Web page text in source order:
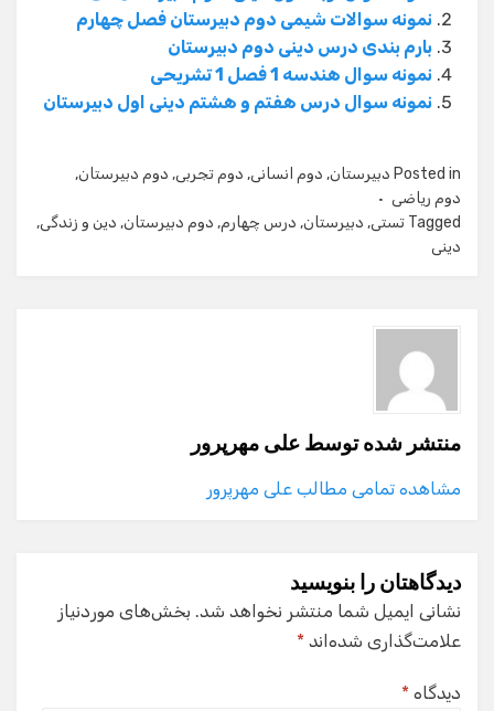
نمونه سوالات شیمی دوم دبیرستان فصل چهارم
بارم بندی درس دینی دوم دبیرستان
نمونه سوال هندسه 1 فصل 1 تشریحی
نمونه سوال درس هفتم و هشتم دینی اول دبیرستان
Posted in دبیرستان, دوم انسانی, دوم تجربی, دوم دبیرستان,
دوم ریاضی
Tagged تستی, دبیرستان, درس چهارم, دوم دبیرستان, دین و زندگی,
دینی
منتشر شده توسطعلی مهرپرور
مشاهده تمامی مطالب علی مهرپرور
دیدگاهتان را بنویسید
نشانی ایمیل شما منتشر نخواهد شد. بخش‌های موردنیاز
علامت‌گذاری شده‌اند *
دیدگاه *